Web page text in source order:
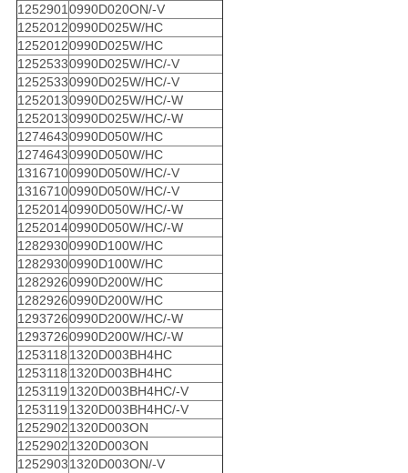
12529010990D020ON/-V
12520120990D025W/HC
12520120990D025W/HC
12525330990D025W/HC/-V
12525330990D025W/HC/-V
12520130990D025W/HC/-W
12520130990D025W/HC/-W
12746430990D050W/HC
12746430990D050W/HC
13167100990D050W/HC/-V
13167100990D050W/HC/-V
12520140990D050W/HC/-W
12520140990D050W/HC/-W
12829300990D100W/HC
12829300990D100W/HC
12829260990D200W/HC
12829260990D200W/HC
12937260990D200W/HC/-W
12937260990D200W/HC/-W
1253118 1320D003BH4HC
1253118 1320D003BH4HC
1253119 1320D003BH4HC/-V
1253119 1320D003BH4HC/-V
12529021320D003ON
12529021320D003ON
12529031320D003ON/-V